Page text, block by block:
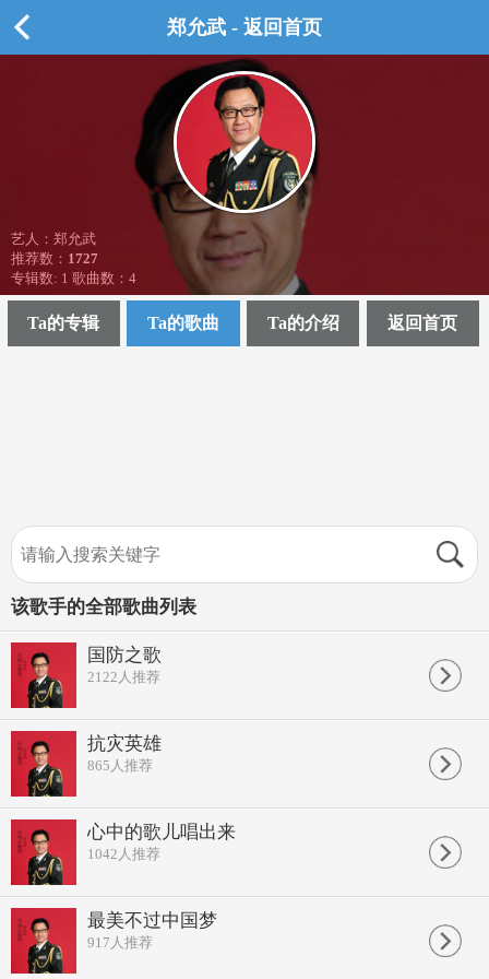
郑允武 - 返回首页
艺人：郑允武
推荐数： 1727
专辑数: 1 歌曲数：4
Ta的专辑 Ta的歌曲 Ta的介绍 返回首页
该歌手的全部歌曲列表
国防之歌
2122 人推荐
抗灾英雄
865 人推荐
心中的歌儿唱出来
1042 人推荐
最美不过中国梦
917 人推荐